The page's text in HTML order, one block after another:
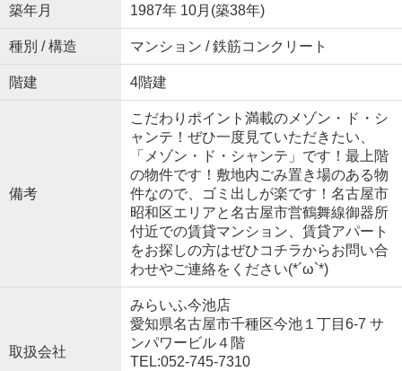
築年月 1987年 10月(築38年)
種別 / 構造 マンション / 鉄筋コンクリート
階建 4階建
備考
こだわりポイント満載のメゾン・ド・シ
ャンテ！ぜひ一度見ていただきたい、
「メゾン・ド・シャンテ」です！最上階
の物件です！敷地内ごみ置き場のある物
件なので、ゴミ出しが楽です！名古屋市
昭和区エリアと名古屋市営鶴舞線御器所
付近での賃貸マンション、賃貸アパート
をお探しの方はぜひコチラからお問い合
わせやご連絡をください(*´ω`*)
取扱会社
みらいふ今池店
愛知県名古屋市千種区今池１丁目6-7 サ
ンパワービル４階
TEL:052-745-7310